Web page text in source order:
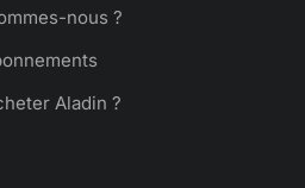
nous ?
Aladin ?